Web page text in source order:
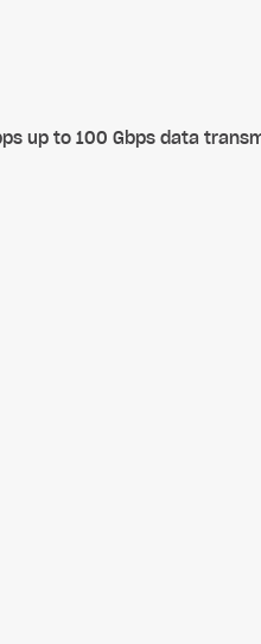
up to 100 Gbps data